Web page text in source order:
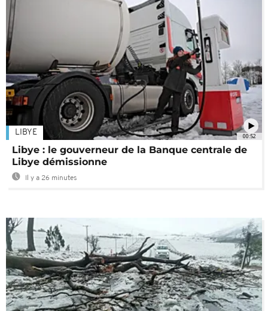
00:52
LIBYE
Libye : le gouverneur de la Banque centrale de
Libye démissionne
Il y a 26 minutes